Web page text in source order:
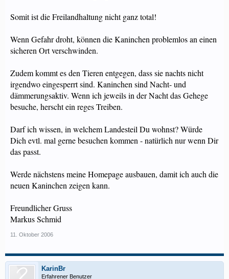
Somit ist die Freilandhaltung nicht ganz total!
Wenn Gefahr droht, können die Kaninchen problemlos an einen
sicheren Ort verschwinden.
Zudem kommt es den Tieren entgegen, dass sie nachts nicht
irgendwo eingesperrt sind. Kaninchen sind Nacht- und
dämmerungsaktiv. Wenn ich jeweils in der Nacht das Gehege
besuche, herscht ein reges Treiben.
Darf ich wissen, in welchem Landesteil Du wohnst? Würde
Dich evtl. mal gerne besuchen kommen - natürlich nur wenn Dir
das passt.
Werde nächstens meine Homepage ausbauen, damit ich auch die
neuen Kaninchen zeigen kann.
Freundlicher Gruss
Markus Schmid
11. Oktober 2006
KarinBr
Erfahrener Benutzer